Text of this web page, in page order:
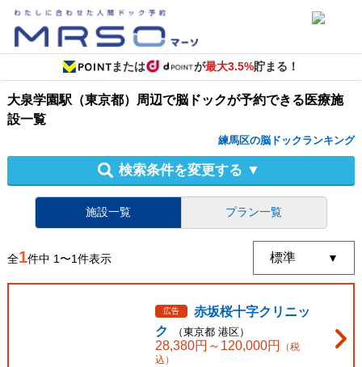
または が最大3.5%貯まる！
大泉学園駅（東京都）周辺で脳ドックが予約できる医療施
設一覧
練馬区の脳ドックランキング
検索条件を変更する ▼
施設一覧 プラン一覧
全1件中 1〜1件表示
広告
赤坂桜十字クリニッ
ク
（東京都 港区）
28,380円～ 120,000円
（税
込）